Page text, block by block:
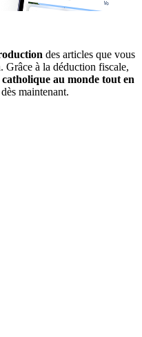
des articles que vous
Grâce à la déduction fiscale,
au monde tout en
maintenant.